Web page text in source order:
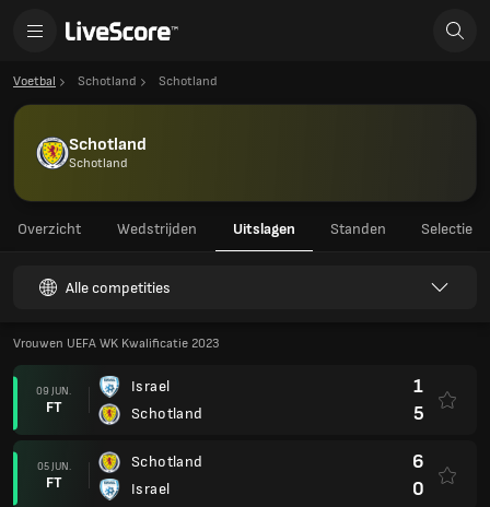
Voetbal Schotland Schotland
Schotland
Schotland
Overzicht Wedstrijden Uitslagen Standen Selectie
Alle competities
Vrouwen UEFA WK Kwalificatie 2023
09 JUN.
FT
Israel
Schotland
1
5
05 JUN.
FT
Schotland
Israel
6
0